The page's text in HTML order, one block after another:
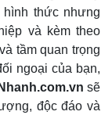
thức nhưng
và kèm theo
tầm quan trọng
ngoại của bạn,
sẽ
độc đáo và